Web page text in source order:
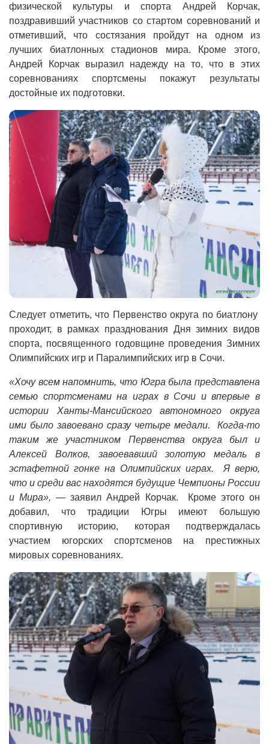
физической культуры и спорта Андрей Корчак,
поздравивший участников со стартом соревнований и
отметивший, что состязания пройдут на одном из
лучших биатлонных стадионов мира. Кроме этого,
Андрей Корчак выразил надежду на то, что в этих
соревнованиях спортсмены покажут результаты
достойные их подготовки.
Следует отметить, что Первенство округа по биатлону
проходит, в рамках празднования Дня зимних видов
спорта, посвященного годовщине проведения Зимних
Олимпийских игр и Паралимпийских игр в Сочи.
«Хочу всем напомнить, что Югра была представлена
семью спортсменами на играх в Сочи и впервые в
истории Ханты-Мансийского автономного округа
ими было завоевано сразу четыре медали. Когда-то
таким же участником Первенства округа был и
Алексей Волков, завоевавший золотую медаль в
эстафетной гонке на Олимпийских играх. Я верю,
что и среди вас находятся будущие Чемпионы России
и Мира», — заявил Андрей Корчак. Кроме этого он
добавил, что традиции Югры имеют большую
спортивную историю, которая подтверждалась
участием югорских спортсменов на престижных
мировых соревнованиях.